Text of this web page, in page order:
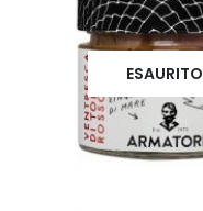
ESAURITO